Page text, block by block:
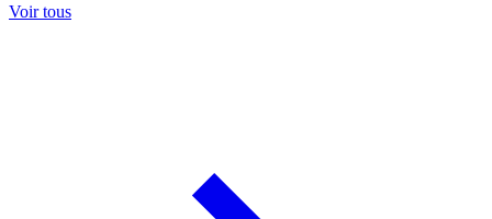
Voir tous